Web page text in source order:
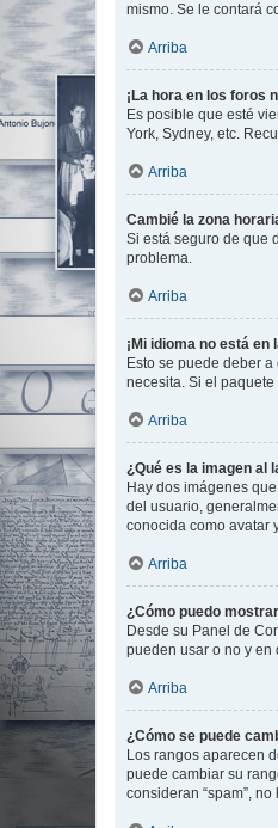
mismo. Se le contará
Arriba
¡La hora en los foros
Es posible que esté
York, Sydney, etc.
Arriba
Cambié la zona
Si está seguro de que
problema.
Arriba
¡Mi idioma no está en
Esto se puede deber
necesita. Si el
Arriba
¿Qué es la imagen al
Hay dos imágenes
del usuario,
conocida como avatar
Arriba
¿Cómo puedo
Desde su Panel de
pueden usar o no y en
Arriba
¿Cómo se puede
Los rangos aparecen
puede cambiar su
consideran “spam”,